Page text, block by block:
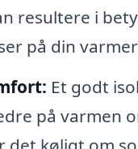
resultere i
på din
Et godt
på varmen